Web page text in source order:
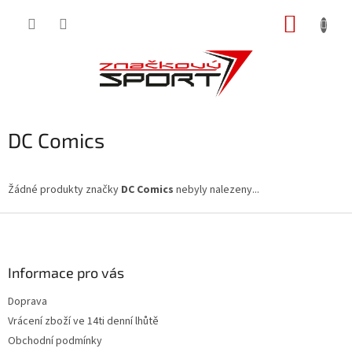
DC Comics
Žádné produkty značky DC Comics nebyly nalezeny...
Informace pro vás
Doprava
Vrácení zboží ve 14ti denní lhůtě
Obchodní podmínky